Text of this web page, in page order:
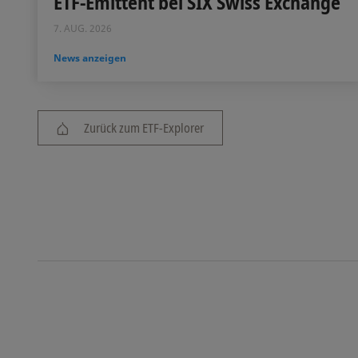
7. AUG. 2026
News anzeigen
Zurück zum ETF-Explorer